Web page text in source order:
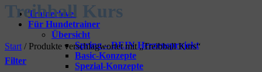
Trainerlevel
Für Hundetrainer
Übersicht
Spring – DEIN Herzensprojekt
Basic-Konzepte
Spezial-Konzepte
Treibball Kurs
Start / Produkte verschlagwortet mit „Treibball Kurs“
Filter